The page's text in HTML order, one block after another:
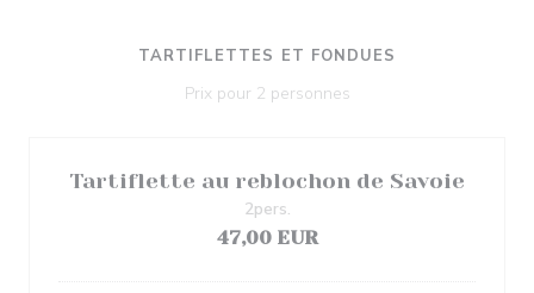
TARTIFLETTES ET FONDUES
Prix pour 2 personnes
Tartiflette au reblochon de Savoie
47,00 EUR
2pers.